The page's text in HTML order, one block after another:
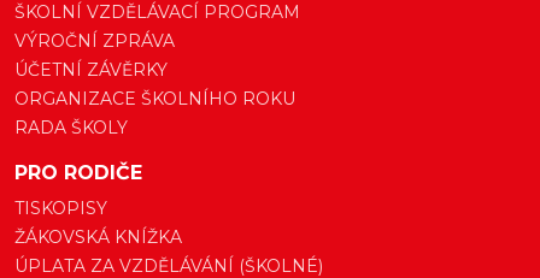
ŠKOLNÍ VZDĚLÁVACÍ PROGRAM
VÝROČNÍ ZPRÁVA
ÚČETNÍ ZÁVĚRKY
ORGANIZACE ŠKOLNÍHO ROKU
RADA ŠKOLY
PRO RODIČE
TISKOPISY
ŽÁKOVSKÁ KNÍŽKA
ÚPLATA ZA VZDĚLÁVÁNÍ (ŠKOLNÉ)